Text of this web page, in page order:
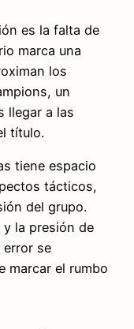
es la falta de
marca una
los
un
llegar a las
título.
tiene espacio
tácticos,
del grupo.
la presión de
error se
marcar el rumbo